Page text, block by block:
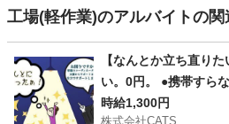
工場(軽作業)のアルバイトの関
【なんとか立ち直り
い。0円。 ●携帯すら
ところが無い。即対応
時給1,300円
株式会社CATS